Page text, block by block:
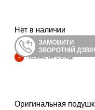
Нет в наличии
ЗАМОВИТИ
ЗВОРОТНІЙ
- НЕМАЄ НА СКЛАДІ
Оригинальная